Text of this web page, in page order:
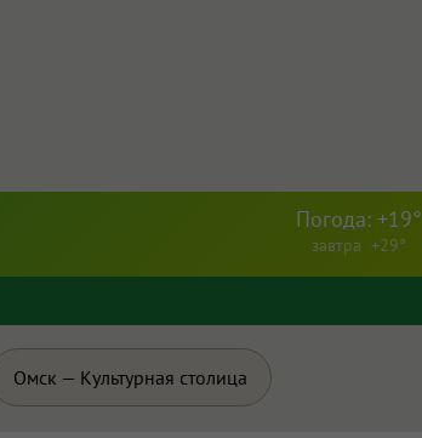
Погода: +19°
завтра +29°
Омск — Культурная столица